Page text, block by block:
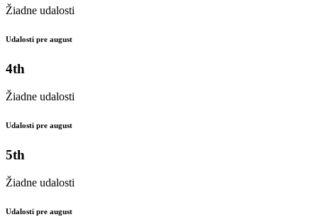
Žiadne udalosti
Udalosti pre august
4th
Žiadne udalosti
Udalosti pre august
5th
Žiadne udalosti
Udalosti pre august